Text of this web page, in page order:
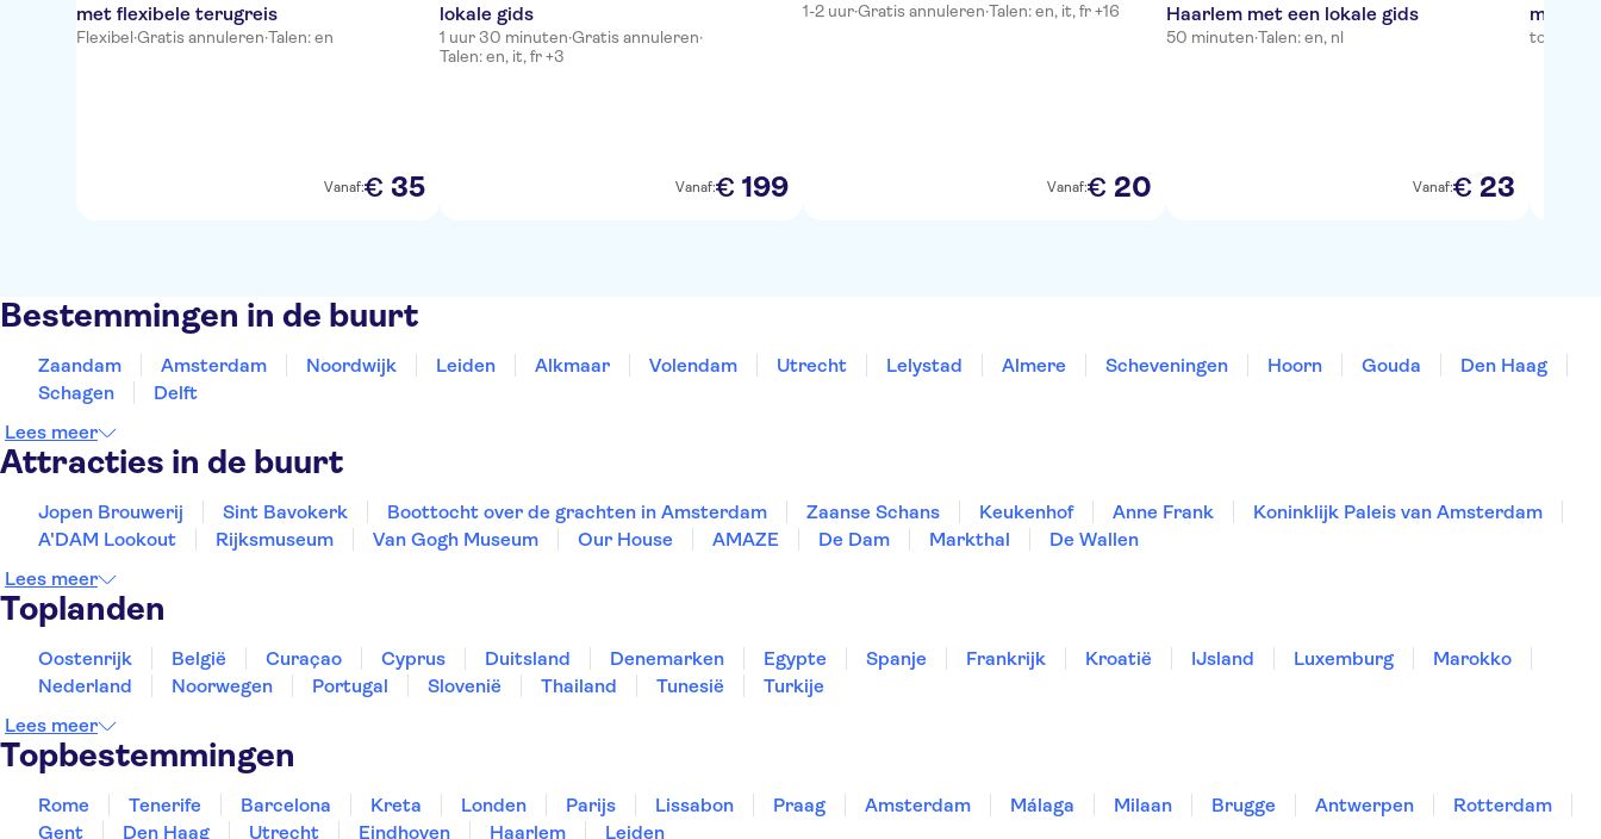
met flexibele terugreis
Flexibel·Gratis annuleren·Talen: en
Vanaf:€ 35
lokale gids
1 uur 30 minuten·Gratis annuleren·
Talen: en, it, fr +3
Vanaf:€ 199
1-2 uur·Gratis annuleren·Talen: en, it, fr +16
Vanaf:€ 20
Haarlem met een lokale gids
50 minuten·Talen: en, nl
Vanaf:€ 23
met
tot 2 uur
Bestemmingen in de buurt
Zaandam Amsterdam Noordwijk Leiden Alkmaar Volendam Utrecht Lelystad Almere Scheveningen Hoorn Gouda
Den Haag
Schagen
Delft
Lees meer
Attracties in de buurt
Jopen Brouwerij Sint Bavokerk Boottocht over de grachten in Amsterdam Zaanse Schans Keukenhof Anne Frank
Koninklijk Paleis van Amsterdam
A'DAM Lookout
Rijksmuseum Van Gogh Museum Our House AMAZE De Dam Markthal
De Wallen
Lees meer
Toplanden
Oostenrijk België Curaçao Cyprus Duitsland Denemarken Egypte Spanje Frankrijk Kroatië IJsland Luxemburg
Marokko
Nederland
Noorwegen Portugal Slovenië Thailand Tunesië
Turkije
Lees meer
Topbestemmingen
Rome Tenerife Barcelona Kreta Londen Parijs Lissabon Praag Amsterdam Málaga Milaan Brugge Antwerpen
Rotterdam
Gent
Den Haag Utrecht Eindhoven Haarlem Leiden